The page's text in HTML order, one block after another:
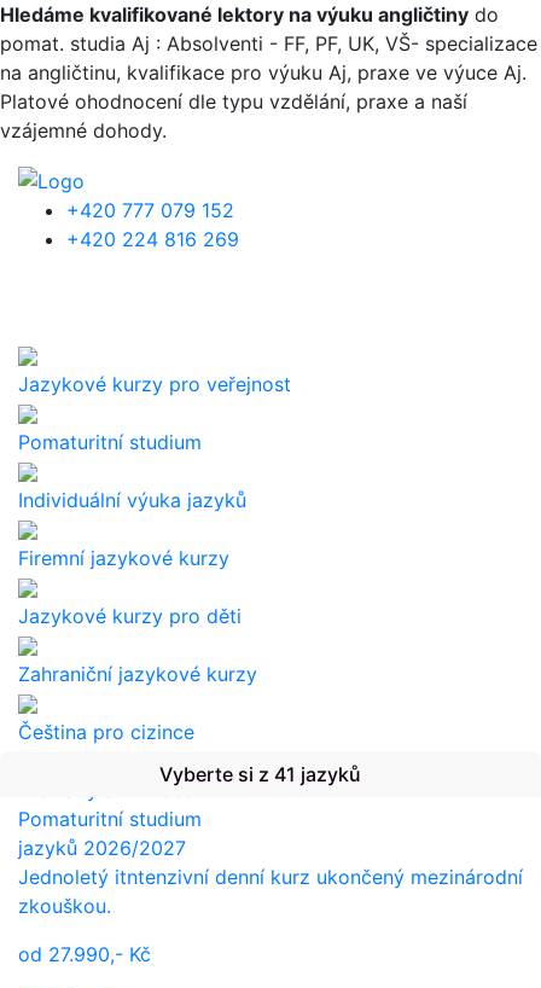
Přejít k hlavnímu obsahu
Hledáme kvalifikované lektory na výuku angličtiny do
pomat. studia Aj : Absolventi - FF, PF, UK, VŠ- specializace
na angličtinu, kvalifikace pro výuku Aj, praxe ve výuce Aj.
Platové ohodnocení dle typu vzdělání, praxe a naší
vzájemné dohody.
+420 777 079 152
+420 224 816 269
Jazykové kurzy pro veřejnost
Pomaturitní studium
Individuální výuka jazyků
Firemní jazykové kurzy
Jazykové kurzy pro děti
Zahraniční jazykové kurzy
Čeština pro cizince
Překlady a tlumočení
Vyberte si z 41 jazyků
Pomaturitní studium
jazyků 2026/2027
Jednoletý itntenzivní denní kurz ukončený mezinárodní
zkouškou.
od 27.990,- Kč